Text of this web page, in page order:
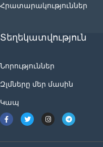
Հրատարակություններ
Տեղեկատվություն
Նորություններ
Զլմները մեր մասին
Կապ